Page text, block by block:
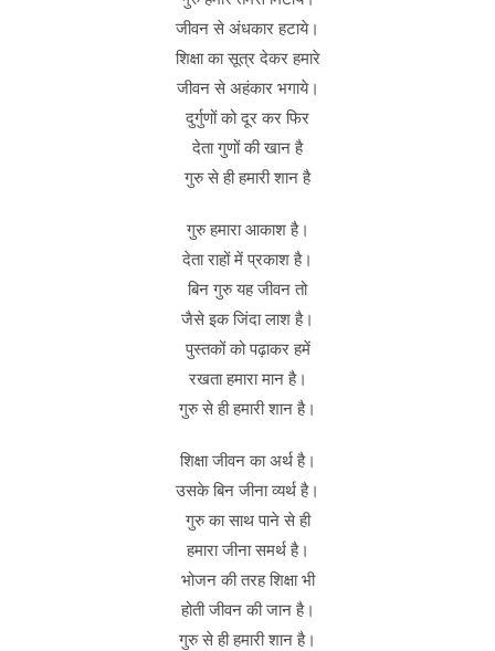
जीवन से अंधकार हटाये।
शिक्षा का सूत्र देकर हमारे
जीवन से अहंकार भगाये।
दुर्गुणों को दूर कर फिर
देता गुणों की खान है
गुरु से ही हमारी शान है
गुरु हमारा आकाश है।
देता राहों में प्रकाश है।
बिन गुरु यह जीवन तो
जैसे इक जिंदा लाश है।
पुस्तकों को पढ़ाकर हमें
रखता हमारा मान है।
गुरु से ही हमारी शान है।
शिक्षा जीवन का अर्थ है।
उसके बिन जीना व्यर्थ है।
गुरु का साथ पाने से ही
हमारा जीना समर्थ है।
भोजन की तरह शिक्षा भी
होती जीवन की जान है।
गुरु से ही हमारी शान है।